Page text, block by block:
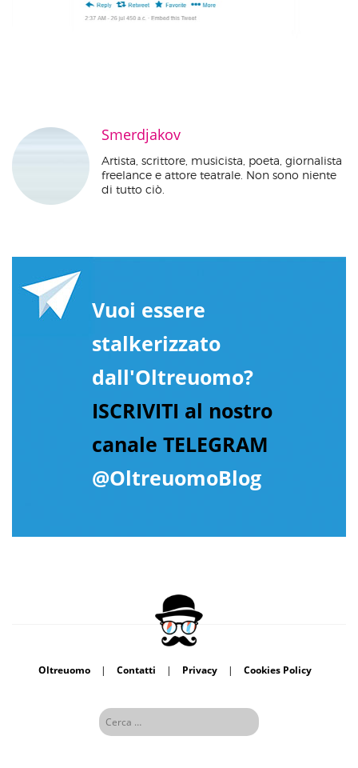
Smerdjakov
Artista, scrittore, musicista, poeta, giornalista
freelance e attore teatrale. Non sono niente
di tutto ciò.
Vuoi essere
stalkerizzato
dall'Oltreuomo?
ISCRIVITI al nostro
canale TELEGRAM
@OltreuomoBlog
Oltreuomo | Contatti | Privacy | Cookies Policy